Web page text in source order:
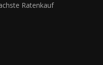
Ratenkauf